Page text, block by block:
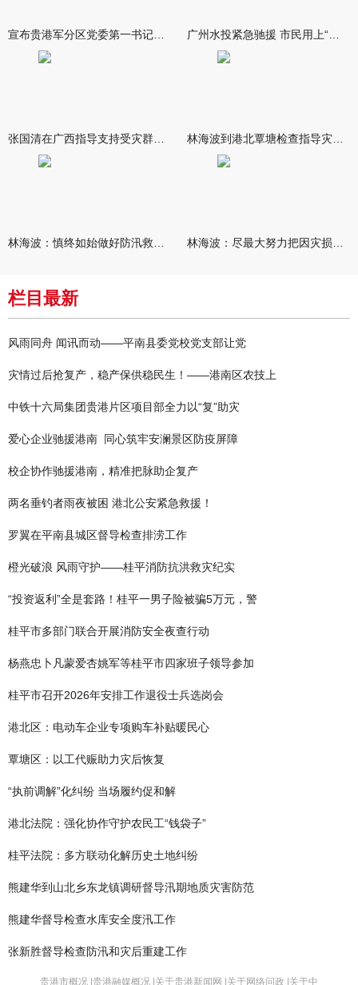
栏目最新
风雨同舟 闻讯而动——平南县委党校党支部让党
灾情过后抢复产，稳产保供稳民生！——港南区农技上
中铁十六局集团贵港片区项目部全力以“复”助灾
爱心企业驰援港南 同心筑牢安澜景区防疫屏障
校企协作驰援港南，精准把脉助企复产
两名垂钓者雨夜被困 港北公安紧急救援！
罗翼在平南县城区督导检查排涝工作
橙光破浪 风雨守护——桂平消防抗洪救灾纪实
“投资返利”全是套路！桂平一男子险被骗5万元，警
桂平市多部门联合开展消防安全夜查行动
杨燕忠卜凡蒙爱杏姚军等桂平市四家班子领导参加
桂平市召开2026年安排工作退役士兵选岗会
港北区：电动车企业专项购车补贴暖民心
覃塘区：以工代赈助力灾后恢复
“执前调解”化纠纷 当场履约促和解
港北法院：强化协作守护农民工“钱袋子”
桂平法院：多方联动化解历史土地纠纷
熊建华到山北乡东龙镇调研督导汛期地质灾害防范
熊建华督导检查水库安全度汛工作
张新胜督导检查防汛和灾后重建工作
贵港市概况 | 贵港融媒概况 | 关于贵港新闻网 | 关于网络问政 | 关于中